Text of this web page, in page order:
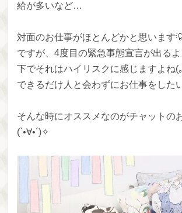
給が多いなど…
対面のお仕事がほとんどかと思います
ですが、4度目の緊急事態宣言が出る
下でそれはハイリスクに感じますよね(
できるだけ人と会わずにお仕事をした
そんな時にオススメなのがチャットの
(`•∀•´)✧